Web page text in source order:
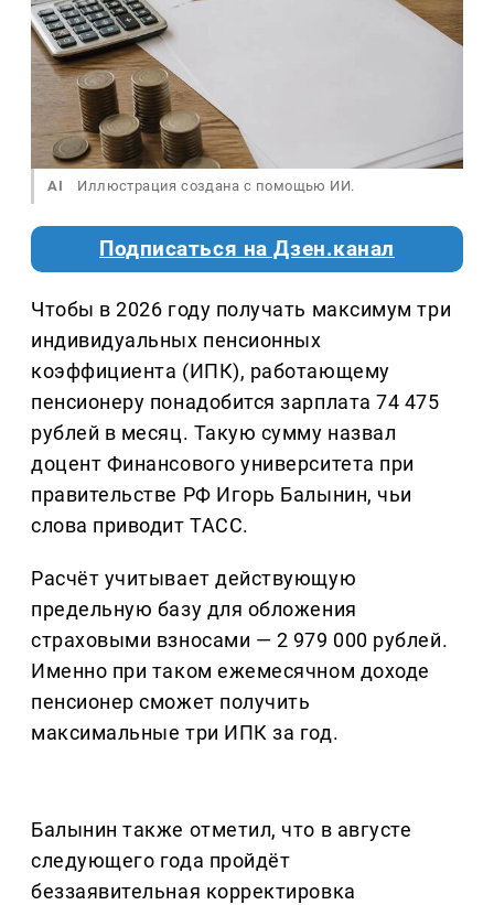
AI Иллюстрация создана с помощью ИИ.
Подписаться на Дзен.канал
Чтобы в 2026 году получать максимум три
индивидуальных пенсионных
коэффициента (ИПК), работающему
пенсионеру понадобится зарплата 74 475
рублей в месяц. Такую сумму назвал
доцент Финансового университета при
правительстве РФ Игорь Балынин, чьи
слова приводит ТАСС.
Расчёт учитывает действующую
предельную базу для обложения
страховыми взносами — 2 979 000 рублей.
Именно при таком ежемесячном доходе
пенсионер сможет получить
максимальные три ИПК за год.
Балынин также отметил, что в августе
следующего года пройдёт
беззаявительная корректировка